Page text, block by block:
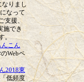
りまし
なって
支援、
施でき
。
んこん
Webペ
2018東
低頻度